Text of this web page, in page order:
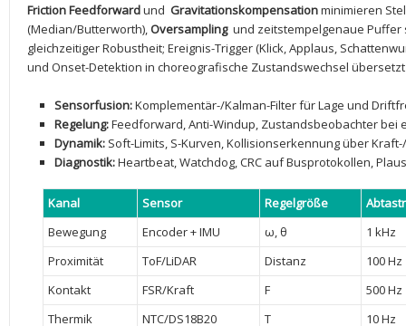
Friction Feedforwardund ⁤ Gravitationskompensationminimieren
(Median/Butterworth),Oversampling und zeitstempelgenaue⁣ Puffer
gleichzeitiger Robustheit; Ereignis-Trigger​ (Klick,‍ Applaus,
und Onset-Detektion ⁢in⁣ choreografische ‌Zustandswechsel
Sensorfusion:Komplementär-/Kalman-Filter​ für Lage und
Regelung:Feedforward, Anti-Windup, Zustandsbeobachter bei
Dynamik: ​Soft-Limits, S-Kurven, Kollisionserkennung über
Diagnostik:Heartbeat, Watchdog, CRC auf Busprotokollen,
Kanal Sensor Regelgröße
Bewegung
Encoder +‌ IMU ω, ⁣θ
1 kHz
Proximität
ToF/LiDAR Distanz
100 Hz
Kontakt
FSR/Kraft F
500 Hz
Thermik
NTC/DS18B20 T 10 Hz